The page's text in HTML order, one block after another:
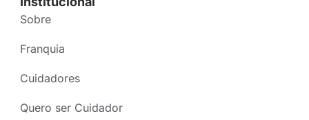
Sobre
Franquia
Cuidadores
Quero ser Cuidador